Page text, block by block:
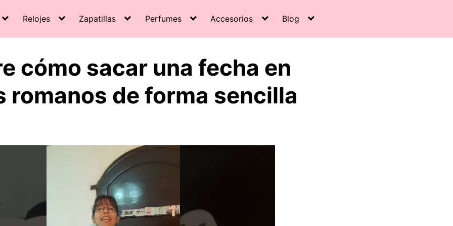
Relojes Zapatillas Perfumes Accesorios Blog
cómo sacar una fecha en
romanos de forma sencilla